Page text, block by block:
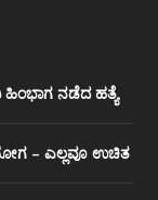
ಹಿಂಭಾಗ ನಡೆದ ಹತ್ಯೆ
– ಎಲ್ಲವೂ ಉಚಿತ